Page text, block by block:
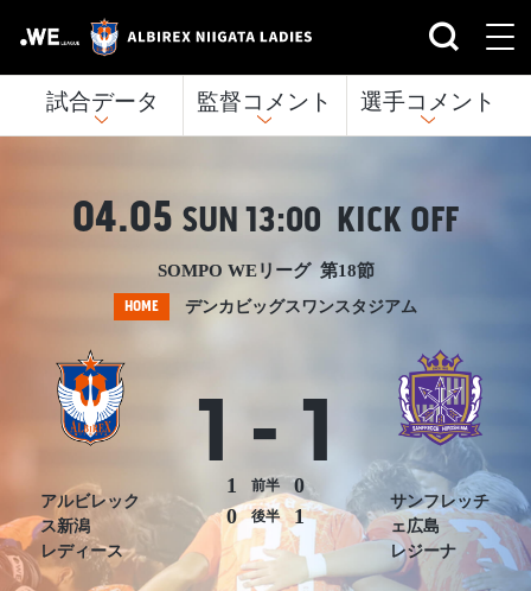
試合データ 監督コメント 選手コメント
04.05 SUN13:00 KICK OFF
SOMPO WEリーグ 第18節
HOME デンカビッグスワンスタジアム
アルビレック
ス新潟
レディース
1 - 1
サンフレッチ
ェ広島
レジーナ
1 前半
0
0
後半 1